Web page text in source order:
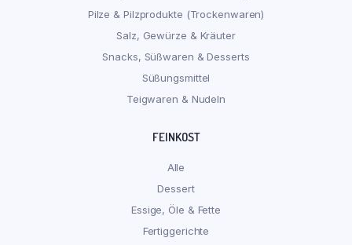
Pilze & Pilzprodukte (Trockenwaren)
Salz, Gewürze & Kräuter
Snacks, Süßwaren & Desserts
Süßungsmittel
Teigwaren & Nudeln
FEINKOST
Alle
Dessert
Essige, Öle & Fette
Fertiggerichte